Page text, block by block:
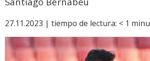
27.11.2023 | tiempo de lectura: < 1